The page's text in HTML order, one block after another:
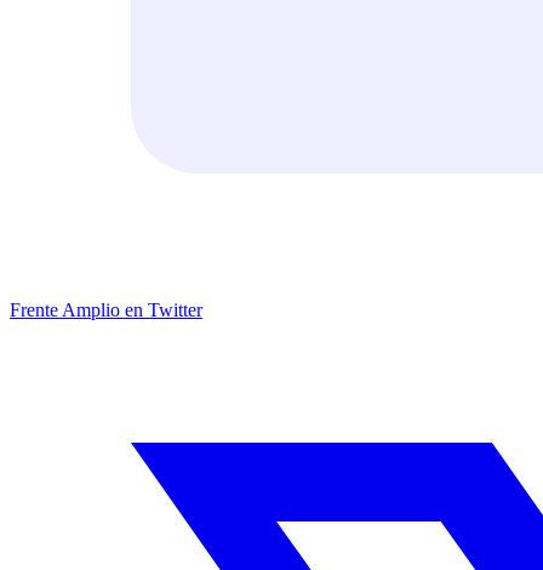
Frente Amplio en Twitter